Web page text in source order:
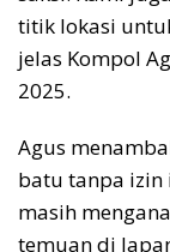
titik lokasi
jelas Kompol
2025.
‎Agus
batu tanpa izin
masih
temuan di